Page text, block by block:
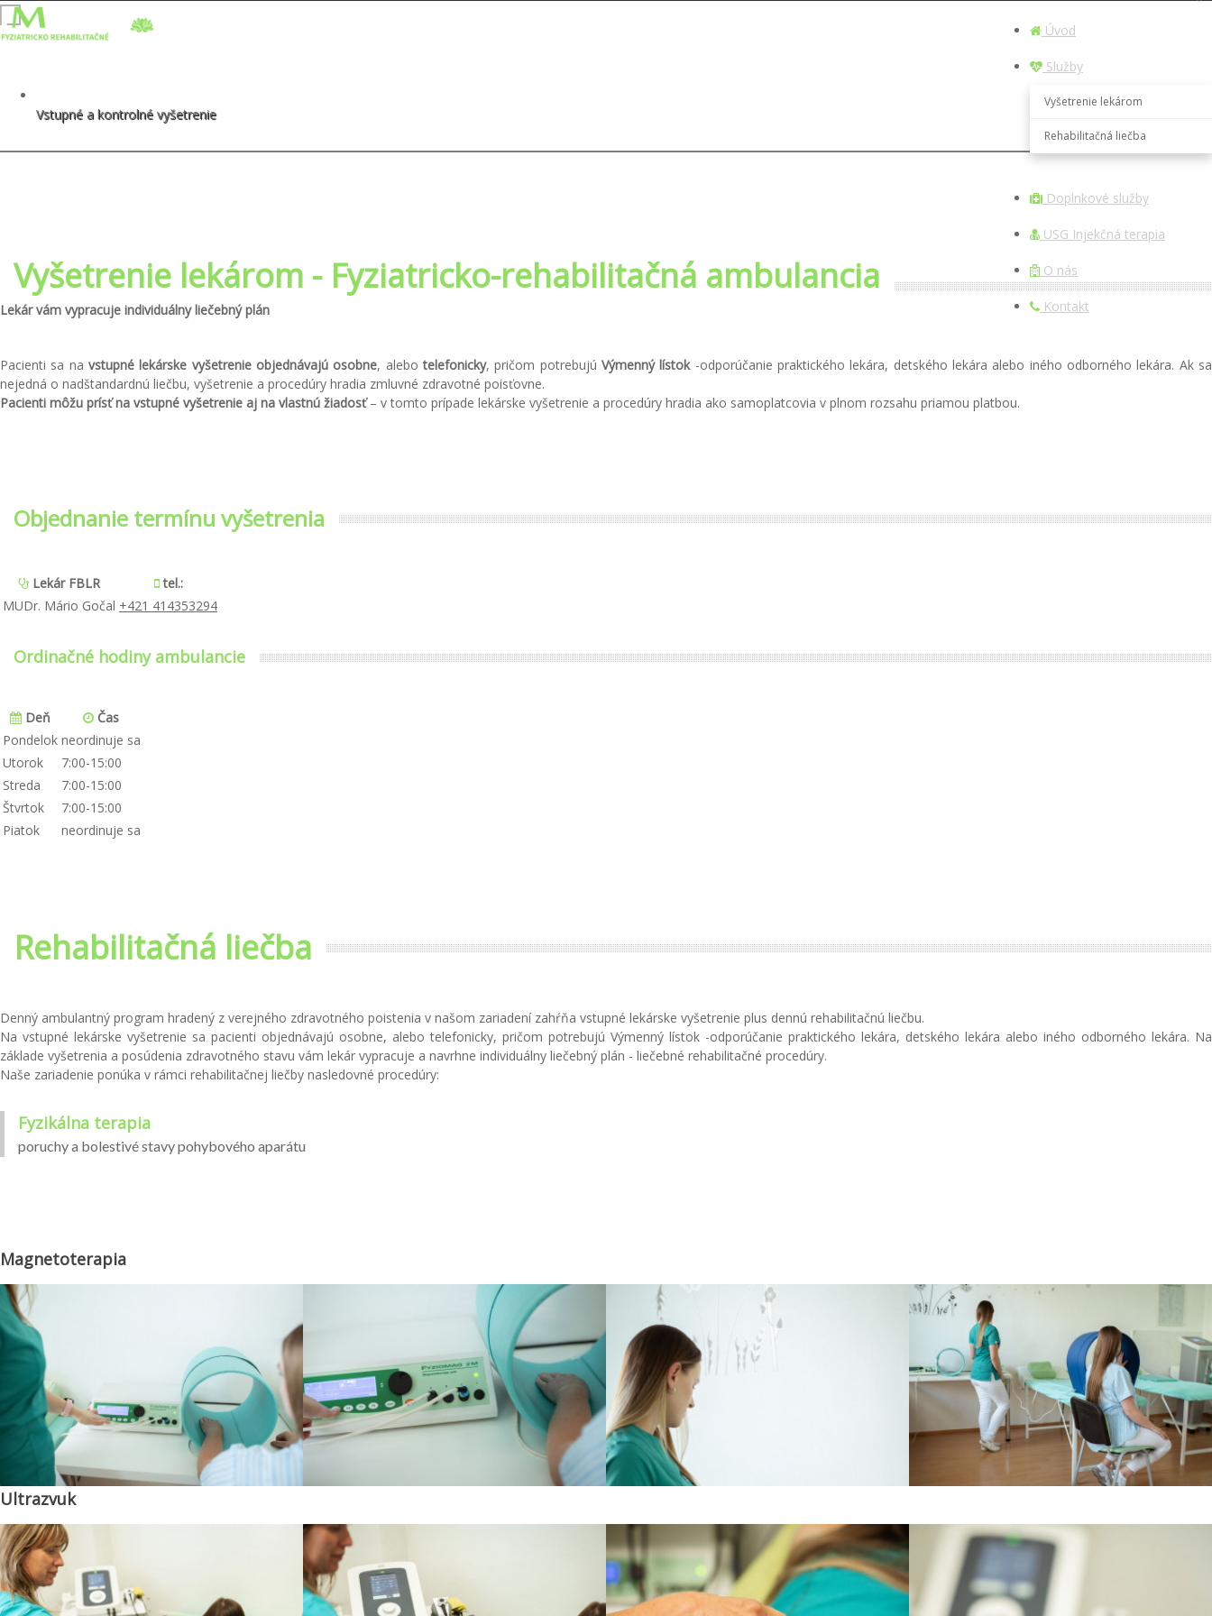
Úvod
Služby
Vyšetrenie lekárom
Rehabilitačná liečba
Doplnkové služby
USG Injekčná terapia
O nás
Kontakt
Vstupné a kontrolné vyšetrenie
Vyšetrenie lekárom - Fyziatricko-rehabilitačná ambulancia
Lekár vám vypracuje individuálny liečebný plán
Pacienti sa na vstupné lekárske vyšetrenie objednávajú osobne, alebo telefonicky, pričom potrebujú Výmenný lístok -odporúčanie praktického lekára, detského lekára alebo iného odborného lekára. Ak sa
nejedná o nadštandardnú liečbu, vyšetrenie a procedúry hradia zmluvné zdravotné poisťovne.
Pacienti môžu prísť na vstupné vyšetrenie aj na vlastnú žiadosť – v tomto prípade lekárske vyšetrenie a procedúry hradia ako samoplatcovia v plnom rozsahu priamou platbou.
Objednanie termínu vyšetrenia
Lekár FBLR
tel.:
MUDr. Mário Gočal +421 414353294
Ordinačné hodiny ambulancie
Deň
Čas
Pondelok neordinuje sa
Utorok
7:00-1 5:00
Streda
7:00-1 5:00
Štvrtok
7:00-1 5:00
Piatok
neordinuje sa
Rehabilitačná liečba
Denný ambulantný program hradený z verejného zdravotného poistenia v našom zariadení zahŕňa vstupné lekárske vyšetrenie plus dennú rehabilitačnú liečbu.
Na vstupné lekárske vyšetrenie sa pacienti objednávajú osobne, alebo telefonicky, pričom potrebujú Výmenný lístok -odporúčanie praktického lekára, detského lekára alebo iného odborného lekára. Na
základe vyšetrenia a posúdenia zdravotného stavu vám lekár vypracuje a navrhne individuálny liečebný plán - liečebné rehabilitačné procedúry.
Naše zariadenie ponúka v rámci rehabilitačnej liečby nasledovné procedúry:
Fyzikálna terapia
poruchy a bolestivé stavy pohybového aparátu
Magnetoterapia
Ultrazvuk